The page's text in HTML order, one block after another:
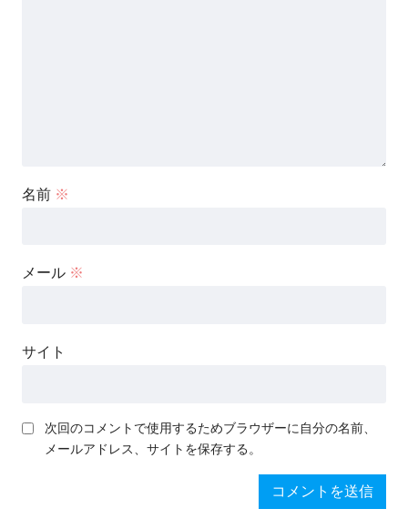
名前 ※
メール ※
サイト
次回のコメントで使用するためブラウザーに自分の名前、
メールアドレス、サイトを保存する。